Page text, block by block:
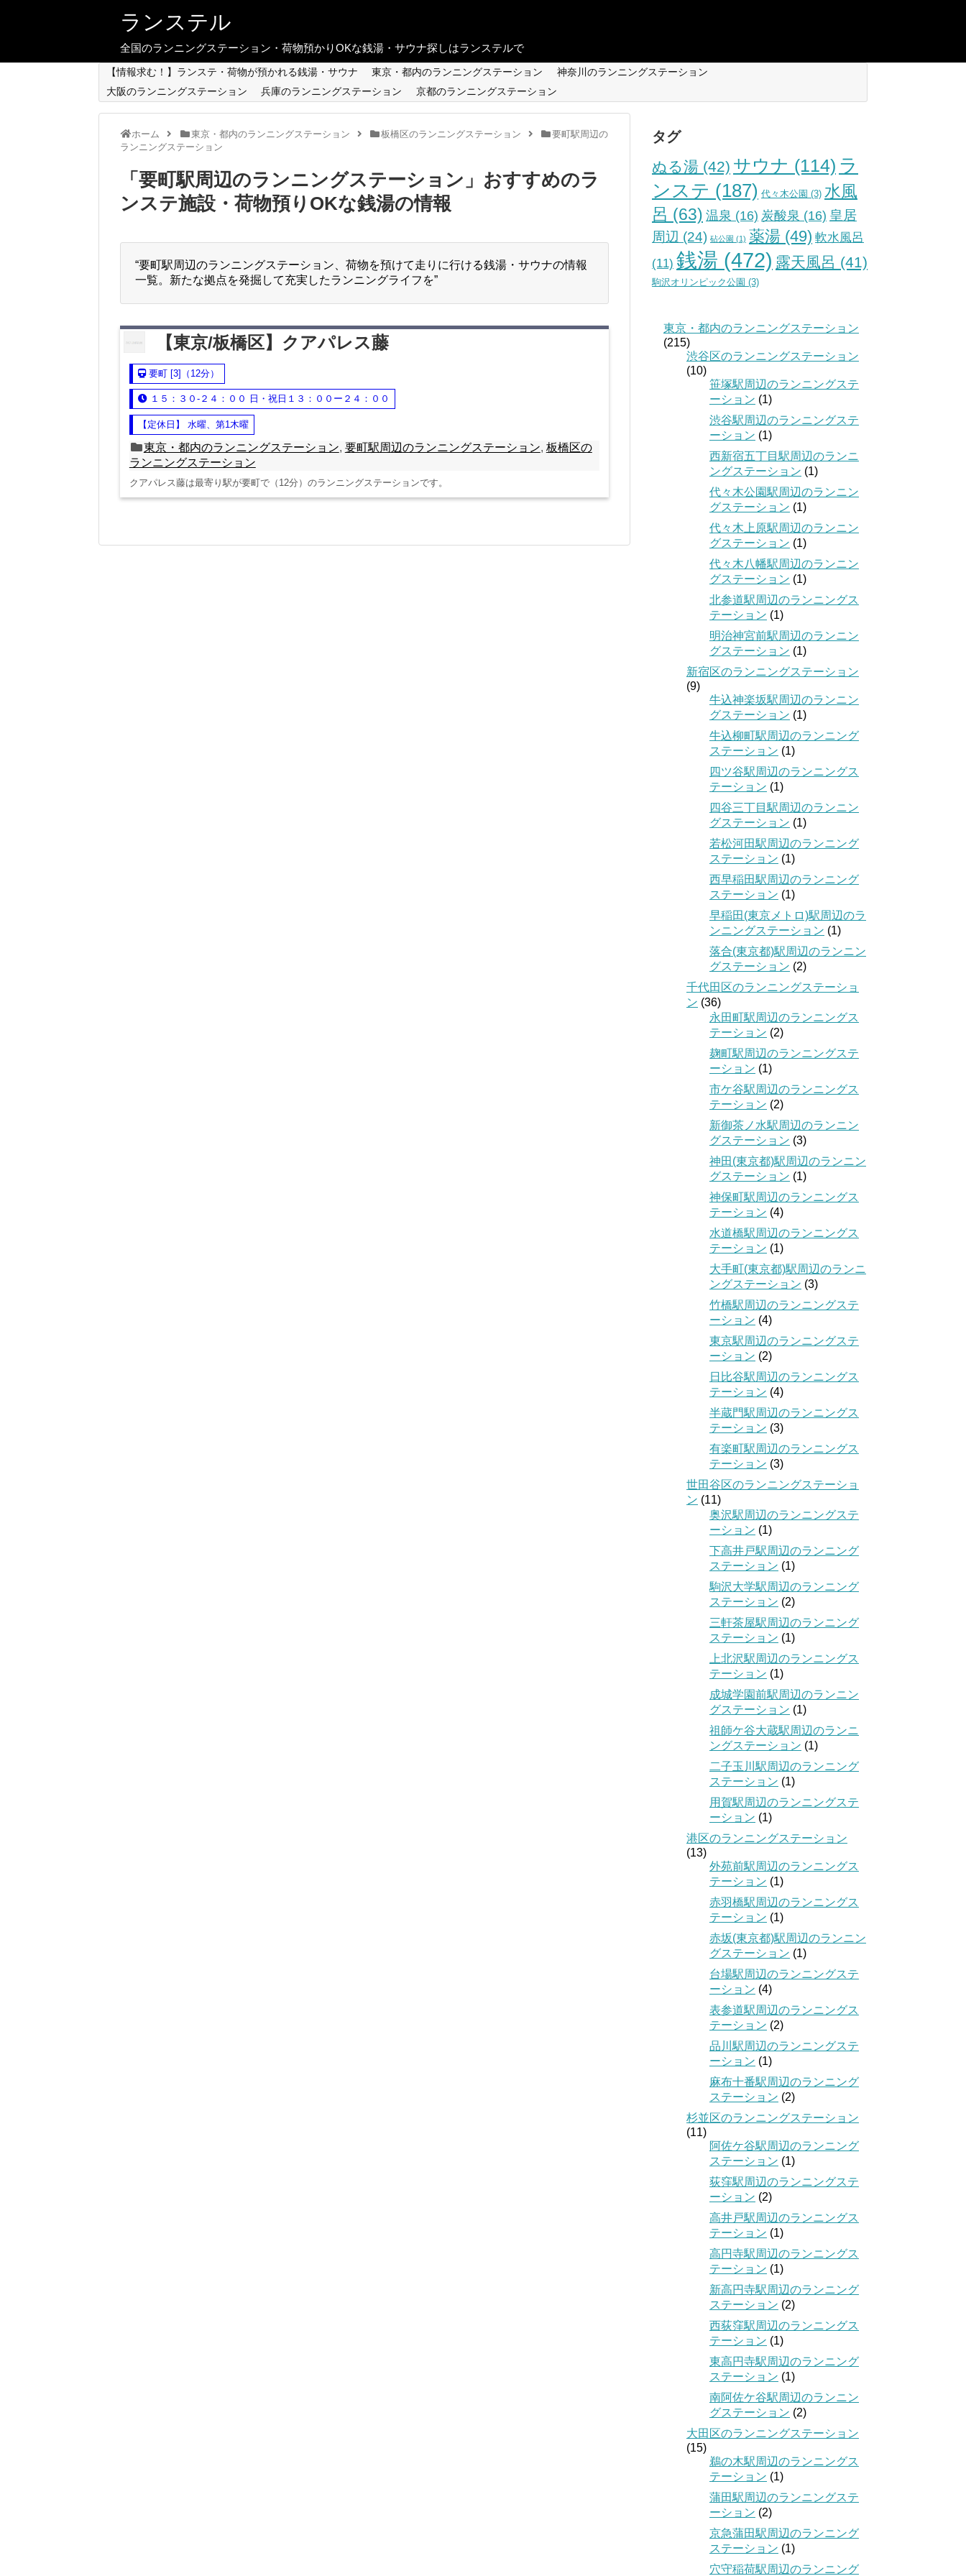
ランステル
全国のランニングステーション・荷物預かりOKな銭湯・サウナ探しはランステルで
【情報求む！】ランステ・荷物が預かれる銭湯・サウナ 東京・都内のランニングステーション
神奈川のランニングステーション
大阪のランニングステーション
兵庫のランニングステーション 京都のランニングステーション
ホーム 東京・都内のランニングステーション 板橋区のランニングステーション
要町駅周辺の
ランニングステーション
「 要町駅周辺のランニングステーション 」 おすすめのラ
ンステ施設・荷物預りOKな銭湯の情報
“要町駅周辺のランニングステーション、荷物を預けて走りに行ける銭湯・サウナの情報
一覧。新たな拠点を発掘して充実したランニングライフを”
【東京/板橋区】クアパレス藤
要町 [3]（12分）
１５：３０-２４：００ 日・祝日１３：００ー２４：００
【定休日】 水曜、第1木曜
東京・都内のランニングステーション, 要町駅周辺のランニングステーション, 板橋区の
ランニングステーション
クアパレス藤は最寄り駅が要町で（12分）のランニングステーションです。
タグ
ぬる湯 (42) サウナ (114) ラ
ンステ (187) 代々木公園 (3) 水風
呂 (63) 温泉 (16) 炭酸泉 (16) 皇居
周辺 (24) 砧公園 (1) 薬湯 (49) 軟水風呂
(11) 銭湯 (472) 露天風呂 (41)
駒沢オリンピック公園 (3)
東京・都内のランニングステーション
(215)
渋谷区のランニングステーション
(10)
笹塚駅周辺のランニングステ
ーション (1)
渋谷駅周辺のランニングステ
ーション (1)
西新宿五丁目駅周辺のランニ
ングステーション (1)
代々木公園駅周辺のランニン
グステーション (1)
代々木上原駅周辺のランニン
グステーション (1)
代々木八幡駅周辺のランニン
グステーション (1)
北参道駅周辺のランニングス
テーション (1)
明治神宮前駅周辺のランニン
グステーション (1)
新宿区のランニングステーション
(9)
牛込神楽坂駅周辺のランニン
グステーション (1)
牛込柳町駅周辺のランニング
ステーション (1)
四ツ谷駅周辺のランニングス
テーション (1)
四谷三丁目駅周辺のランニン
グステーション (1)
若松河田駅周辺のランニング
ステーション (1)
西早稲田駅周辺のランニング
ステーション (1)
早稲田(東京メトロ)駅周辺のラ
ンニングステーション (1)
落合(東京都)駅周辺のランニン
グステーション (2)
千代田区のランニングステーショ
ン (36)
永田町駅周辺のランニングス
テーション (2)
麹町駅周辺のランニングステ
ーション (1)
市ケ谷駅周辺のランニングス
テーション (2)
新御茶ノ水駅周辺のランニン
グステーション (3)
神田(東京都)駅周辺のランニン
グステーション (1)
神保町駅周辺のランニングス
テーション (4)
水道橋駅周辺のランニングス
テーション (1)
大手町(東京都)駅周辺のランニ
ングステーション (3)
竹橋駅周辺のランニングステ
ーション (4)
東京駅周辺のランニングステ
ーション (2)
日比谷駅周辺のランニングス
テーション (4)
半蔵門駅周辺のランニングス
テーション (3)
有楽町駅周辺のランニングス
テーション (3)
世田谷区のランニングステーショ
ン (11)
奥沢駅周辺のランニングステ
ーション (1)
下高井戸駅周辺のランニング
ステーション (1)
駒沢大学駅周辺のランニング
ステーション (2)
三軒茶屋駅周辺のランニング
ステーション (1)
上北沢駅周辺のランニングス
テーション (1)
成城学園前駅周辺のランニン
グステーション (1)
祖師ケ谷大蔵駅周辺のランニ
ングステーション (1)
二子玉川駅周辺のランニング
ステーション (1)
用賀駅周辺のランニングステ
ーション (1)
港区のランニングステーション
(13)
外苑前駅周辺のランニングス
テーション (1)
赤羽橋駅周辺のランニングス
テーション (1)
赤坂(東京都)駅周辺のランニン
グステーション (1)
台場駅周辺のランニングステ
ーション (4)
表参道駅周辺のランニングス
テーション (2)
品川駅周辺のランニングステ
ーション (1)
麻布十番駅周辺のランニング
ステーション (2)
杉並区のランニングステーション
(11)
阿佐ケ谷駅周辺のランニング
ステーション (1)
荻窪駅周辺のランニングステ
ーション (2)
高井戸駅周辺のランニングス
テーション (1)
高円寺駅周辺のランニングス
テーション (1)
新高円寺駅周辺のランニング
ステーション (2)
西荻窪駅周辺のランニングス
テーション (1)
東高円寺駅周辺のランニング
ステーション (1)
南阿佐ケ谷駅周辺のランニン
グステーション (2)
大田区のランニングステーション
(15)
鵜の木駅周辺のランニングス
テーション (1)
蒲田駅周辺のランニングステ
ーション (2)
京急蒲田駅周辺のランニング
ステーション (1)
穴守稲荷駅周辺のランニング